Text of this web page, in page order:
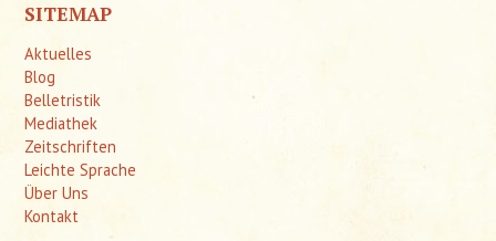
SITEMAP
Aktuelles
Blog
Belletristik
Mediathek
Zeitschriften
Leichte Sprache
Über Uns
Kontakt